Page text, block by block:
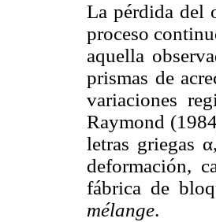
La pérdida del
proceso
aquella
prismas de
variaciones
Raymond
letras griegas
deformación,
fábrica de
mélange.